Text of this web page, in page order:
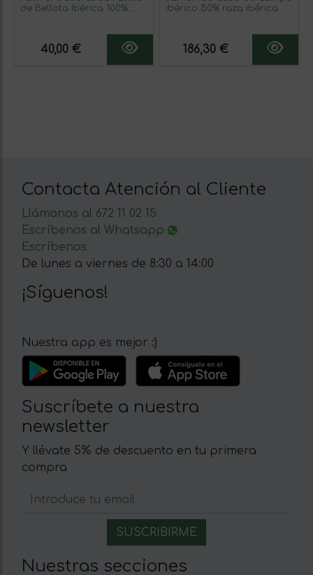
de Bellota Ibérica 100%
40,00 €
ibérico 50% raza ibérica
186,30 €
Contacta Atención al Cliente
Llámanos al 672 11 02 15
Escríbenos al Whatsapp
Escríbenos
De lunes a viernes de 8:30 a 14:00
¡Síguenos!
Nuestra app es mejor :)
Suscríbete a nuestra
newsletter
Y llévate 5% de descuento en tu primera
compra
Nuestras secciones